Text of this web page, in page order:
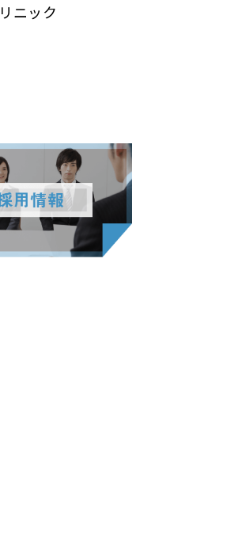
ニック